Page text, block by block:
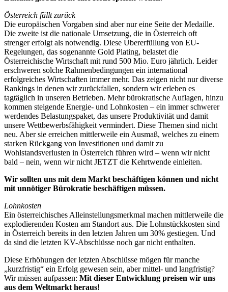
Österreich fällt zurück
Die europäischen Vorgaben sind aber nur eine Seite der Medaille.
Die zweite ist die nationale Umsetzung, die in Österreich oft
strenger erfolgt als notwendig. Diese Übererfüllung von EU-
Regelungen, das sogenannte Gold Plating, belastet die
Österreichische Wirtschaft mit rund 500 Mio. Euro jährlich. Leider
erschweren solche Rahmenbedingungen ein international
erfolgreiches Wirtschaften immer mehr. Das zeigen nicht nur diverse
Rankings in denen wir zurückfallen, sondern wir erleben es
tagtäglich in unseren Betrieben. Mehr bürokratische Auflagen, hinzu
kommen steigende Energie- und Lohnkosten – ein immer schwerer
werdendes Belastungspaket, das unsere Produktivität und damit
unsere Wettbewerbsfähigkeit vermindert. Diese Themen sind nicht
neu. Aber sie erreichen mittlerweile ein Ausmaß, welches zu einem
starken Rückgang von Investitionen und damit zu
Wohlstandsverlusten in Österreich führen wird – wenn wir nicht
bald – nein, wenn wir nicht JETZT die Kehrtwende einleiten.
Wir sollten uns mit dem Markt beschäftigen können und nicht
mit unnötiger Bürokratie beschäftigen müssen.
Lohnkosten
Ein österreichisches Alleinstellungsmerkmal machen mittlerweile die
explodierenden Kosten am Standort aus. Die Lohnstückkosten sind
in Österreich bereits in den letzten Jahren um 30% gestiegen. Und
da sind die letzten KV-Abschlüsse noch gar nicht enthalten.
Diese Erhöhungen der letzten Abschlüsse mögen für manche
„kurzfristig“ ein Erfolg gewesen sein, aber mittel- und langfristig?
Wir müssen aufpassen: Mit dieser Entwicklung preisen wir uns
aus dem Weltmarkt heraus!